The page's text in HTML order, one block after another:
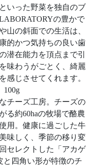
いった野菜を独自のブ
の豊かで
山の斜面での生活は、
的かつ気持ちの良い歯
潜在能力を頂点まで引
味わうがごとく、綺麗
感じさせてくれます。
チーズ工房。チーズの
る約60haの牧場で酪農
用。健康に過ごした牛
味しく、季節の移り変
セレクトした「アカゲ
と四角い形が特徴のチ